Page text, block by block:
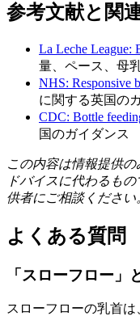
参考文献と関
La Leche League:
量、ペース、母
NHS: Responsive
に関する英国の
CDC: Bottle
国のガイダンス
この内容は情報提供
ドバイスに代わるも
供者にご相談ください
よくある質問
「スローフロー」
スローフローの乳首